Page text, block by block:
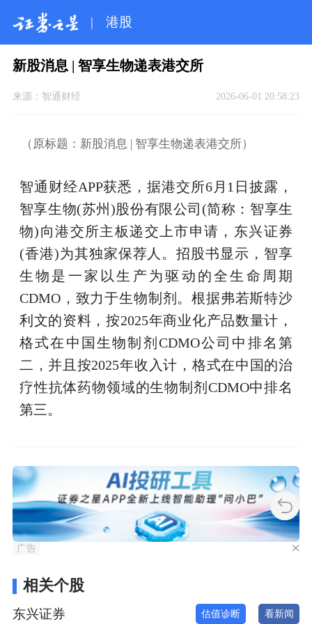
| 港股
新股消息 | 智享生物递表港交所
来源： 智通财经 2026-06-01 20:58:23
（原标题：新股消息 | 智享生物递表港交所）
智通财经APP获悉，据港交所6月1日披露，
智享生物(苏州)股份有限公司(简称：智享生
物)向港交所主板递交上市申请，东兴证券
(香港)为其独家保荐人。招股书显示，智享
生物是一家以生产为驱动的全生命周期
CDMO，致力于生物制剂。根据弗若斯特沙
利文的资料，按2025年商业化产品数量计，
格式在中国生物制剂CDMO公司中排名第
二，并且按2025年收入计，格式在中国的治
疗性抗体药物领域的生物制剂CDMO中排名
第三。
广告
相关个股
东兴证券 估值诊断 看新闻